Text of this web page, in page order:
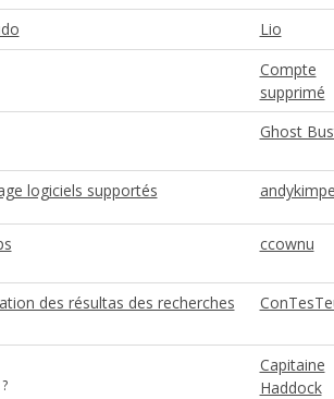
Lio
Compte
supprimé
Ghost
logiciels supportés andykimpe
ccownu
des résultas des recherches
Capitaine
Haddock